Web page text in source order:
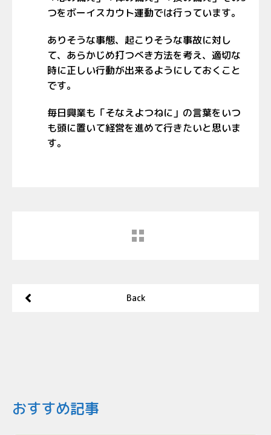
つをボーイスカウト運動では行っています。
ありそうな事態、起こりそうな事故に対し
て、あらかじめ打つべき方法を考え、適切な
時に正しい行動が出来るようにしておくこと
です。
毎日興業も「そなえよつねに」の言葉をいつ
も頭に置いて経営を進めて行きたいと思いま
す。
Back
おすすめ記事